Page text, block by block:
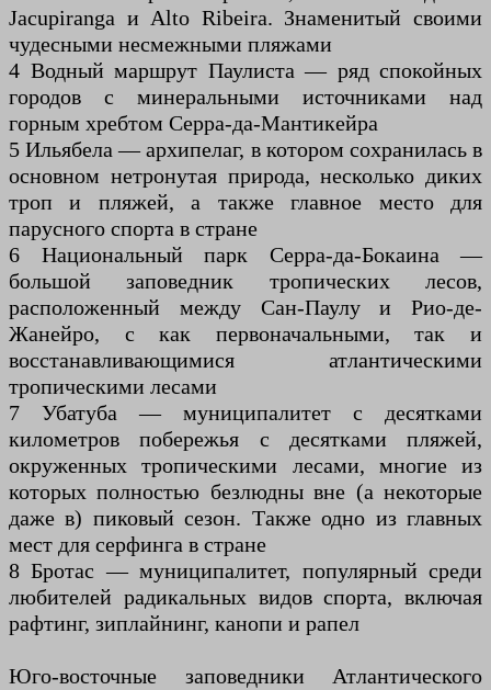
Jacupiranga и Alto Ribeira. Знаменитый своими
чудесными несмежными пляжами
4 Водный маршрут Паулиста — ряд спокойных
городов с минеральными источниками над
горным хребтом Серра-да-Мантикейра
5 Ильябела — архипелаг, в котором сохранилась в
основном нетронутая природа, несколько диких
троп и пляжей, а также главное место для
парусного спорта в стране
6 Национальный парк Серра-да-Бокаина —
большой заповедник тропических лесов,
расположенный между Сан-Паулу и Рио-де-
Жанейро, с как первоначальными, так и
восстанавливающимися атлантическими
тропическими лесами
7 Убатуба — муниципалитет с десятками
километров побережья с десятками пляжей,
окруженных тропическими лесами, многие из
которых полностью безлюдны вне (а некоторые
даже в) пиковый сезон. Также одно из главных
мест для серфинга в стране
8 Бротас — муниципалитет, популярный среди
любителей радикальных видов спорта, включая
рафтинг, зиплайнинг, канопи и рапел
Юго-восточные заповедники Атлантического